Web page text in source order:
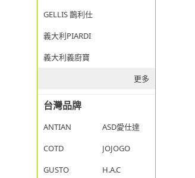
GELLIS 鵲利仕
義大利PIARDI
義大利義廚寶
更多
台灣品牌
ANTIAN
ASD愛仕達
COTD
JOJOGO
GUSTO
H.A.C